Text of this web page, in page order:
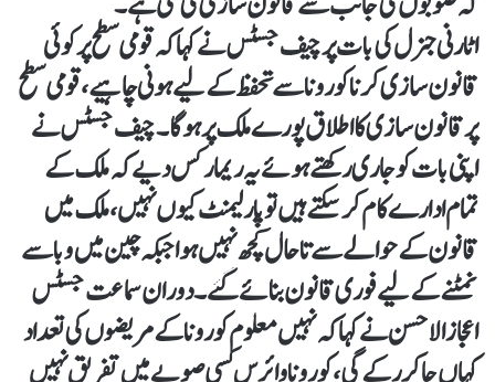
اٹارنی جنرل کی بات پر چیف جسٹس نے کہا کہ قومی سطح پر کوئی
قانون سازی کرنا کورونا سے تحفظ کے لیے ہونی چاہیے، قومی سطح
پر قانون سازی کا اطلاق پورے ملک پر ہوگا۔چیف جسٹس نے
اپنی بات کو جاری رکھتے ہوئے یہ ریمارکس دیے کہ ملک کے
تمام ادارے کام کرسکتے ہیں تو پارلیمنٹ کیوں نہیں، ملک میں
قانون کے حوالے سے تاحال کچھ نہیں ہوا جبکہ چین میں وبا سے
نمٹنے کے لیے فوری قانون بنائے گئے۔دوران سماعت جسٹس
اعجاز الاحسن نے کہا کہ نہیں معلوم کورونا کے مریضوں کی تعداد